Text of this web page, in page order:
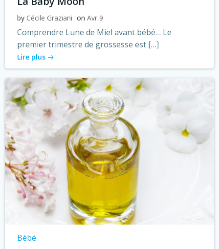
by Cécile Graziani on Avr 9
Comprendre Lune de Miel avant bébé… Le
premier trimestre de grossesse est […]
Lire plus
Bébé